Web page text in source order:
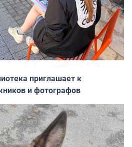
приглашает к
и фотографов